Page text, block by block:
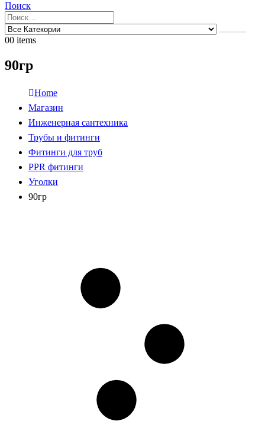
Поиск
00 items
90гр
Home
Магазин
Инженерная сантехника
Трубы и фитинги
Фитинги для труб
PPR фитинги
Уголки
90гр